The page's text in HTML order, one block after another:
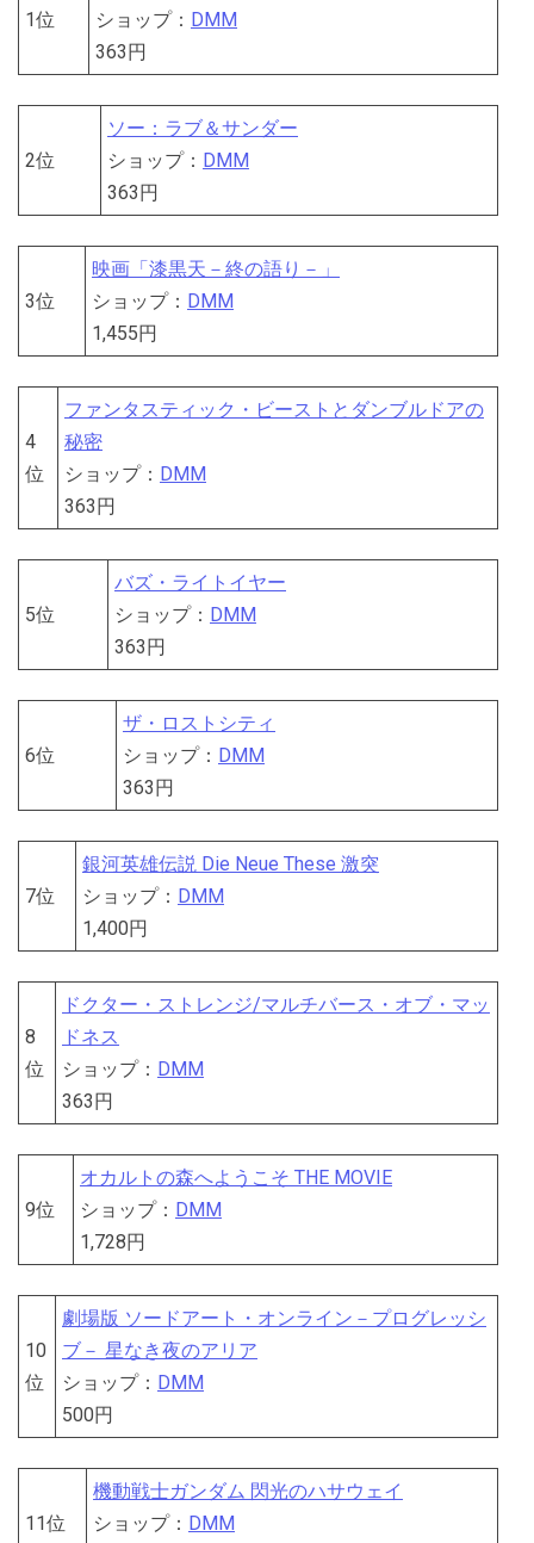
1位 ショップ： DMM
363円
2位
ソー：ラブ＆サンダー
ショップ： DMM
363円
3位
映画「漆黒天－終の語り－」
ショップ： DMM
1,455円
4
位
ファンタスティック・ビーストとダンブルドアの
秘密
ショップ： DMM
363円
5位
バズ・ライトイヤー
ショップ： DMM
363円
6位
ザ・ロストシティ
ショップ： DMM
363円
7位
銀河英雄伝説 Die Neue These 激突
ショップ： DMM
1,400円
8
位
ドクター・ストレンジ/マルチバース・オブ・マッ
ドネス
ショップ： DMM
363円
9位
オカルトの森へようこそ THE MOVIE
ショップ： DMM
1,728円
10
位
劇場版 ソードアート・オンライン－プログレッシ
ブ－ 星なき夜のアリア
ショップ： DMM
500円
11位
機動戦士ガンダム 閃光のハサウェイ
ショップ： DMM